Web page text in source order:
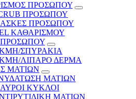
ΠΡΟΣΩΠΟΥ
ΠΡΟΣΩΠΟΥ
ΠΡΟΣΩΠΟΥ
ΚΑΘΑΡΙΣΜΟΥ
ΣΠΥΡΑΚΙΑ
ΛΙΠΑΡΟ ΔΕΡΜΑ
ΜΑΤΙΩΝ
ΜΑΤΙΩΝ
ΚΥΚΛΟΙ
ΜΑΤΙΩΝ